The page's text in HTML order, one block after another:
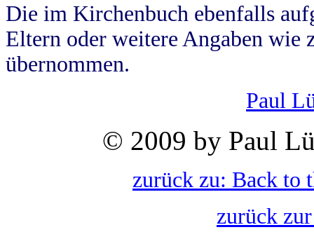
Die im Kirchenbuch ebenfalls
Eltern oder weitere Angaben wie
übernommen.
Paul
© 2009 by Paul
zurück zu: Back to
zurück